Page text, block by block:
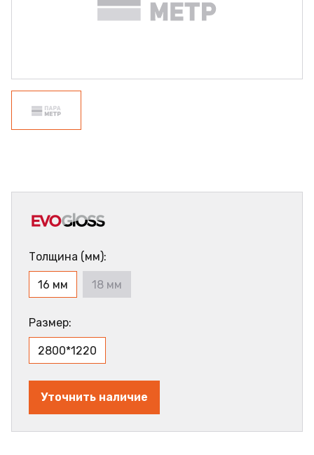
Толщина (мм):
16 мм 18 мм
Размер:
2800*1220
Уточнить наличие